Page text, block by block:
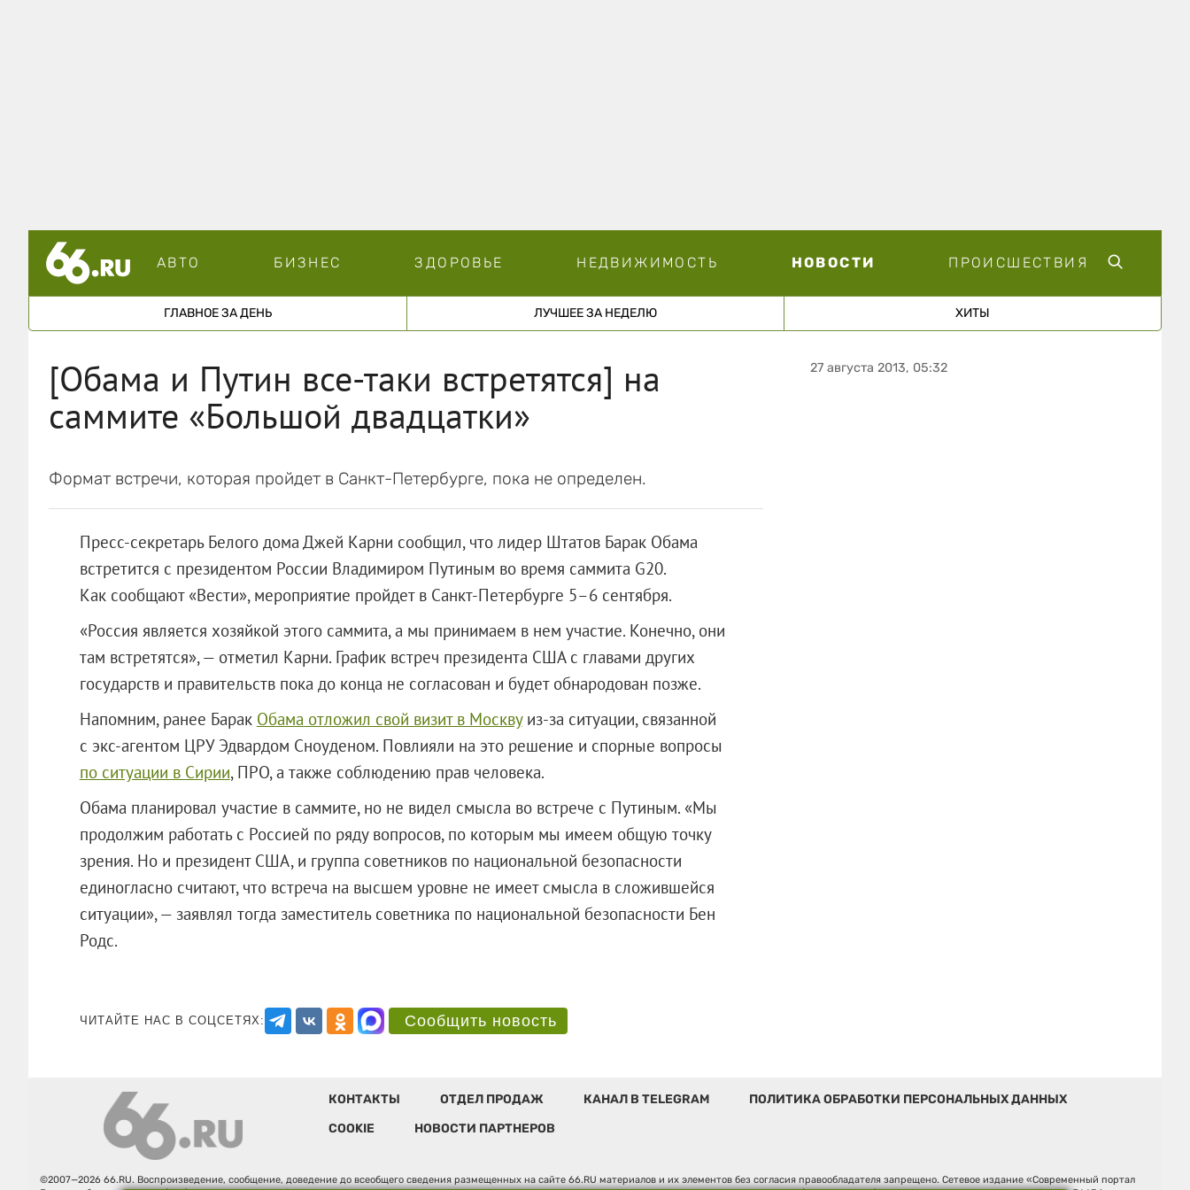
АВТО БИЗНЕС ЗДОРОВЬЕ НЕДВИЖИМОСТЬ НОВОСТИ ПРОИСШЕСТВИЯ
ГЛАВНОЕ ЗА ДЕНЬ ЛУЧШЕЕ ЗА НЕДЕЛЮ ХИТЫ
[Обама и Путин все-таки встретятся] на
саммите «Большой двадцатки»
Формат встречи, которая пройдет в Санкт-Петербурге, пока не определен.
Пресс-секретарь Белого дома Джей Карни сообщил, что лидер Штатов Барак Обама
встретится с президентом России Владимиром Путиным во время саммита G20.
Как сообщают «Вести», мероприятие пройдет в Санкт-Петербурге 5–6 сентября.
«Россия является хозяйкой этого саммита, а мы принимаем в нем участие. Конечно, они
там встретятся», — отметил Карни. График встреч президента США с главами других
государств и правительств пока до конца не согласован и будет обнародован позже.
Напомним, ранее Барак Обама отложил свой визит в Москвуиз-за ситуации, связанной
с экс-агентом ЦРУ Эдвардом Сноуденом. Повлияли на это решение и спорные вопросы
по ситуации в Сирии, ПРО, а также соблюдению прав человека.
Обама планировал участие в саммите, но не видел смысла во встрече с Путиным. «Мы
продолжим работать с Россией по ряду вопросов, по которым мы имеем общую точку
зрения. Но и президент США, и группа советников по национальной безопасности
единогласно считают, что встреча на высшем уровне не имеет смысла в сложившейся
ситуации», — заявлял тогда заместитель советника по национальной безопасности Бен
Родс.
ЧИТАЙТЕ НАС В СОЦСЕТЯХ: Сообщить новость
27 августа 2013, 05:32
КОНТАКТЫ ОТДЕЛ ПРОДАЖ КАНАЛ В TELEGRAM
ПОЛИТИКА ОБРАБОТКИ ПЕРСОНАЛЬНЫХ ДАННЫХ
COOKIE
НОВОСТИ ПАРТНЕРОВ
©2007—2026 66.RU. Воспроизведение, сообщение, доведение до всеобщего сведения размещенных на сайте 66.RU материалов и их элементов без согласия правообладателя запрещено. Сетевое издание «Современный портал